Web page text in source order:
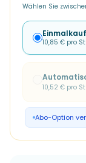
Wählen Sie
Einmalkauf
10,85 € pro
10,52 € pro
Abo-Option